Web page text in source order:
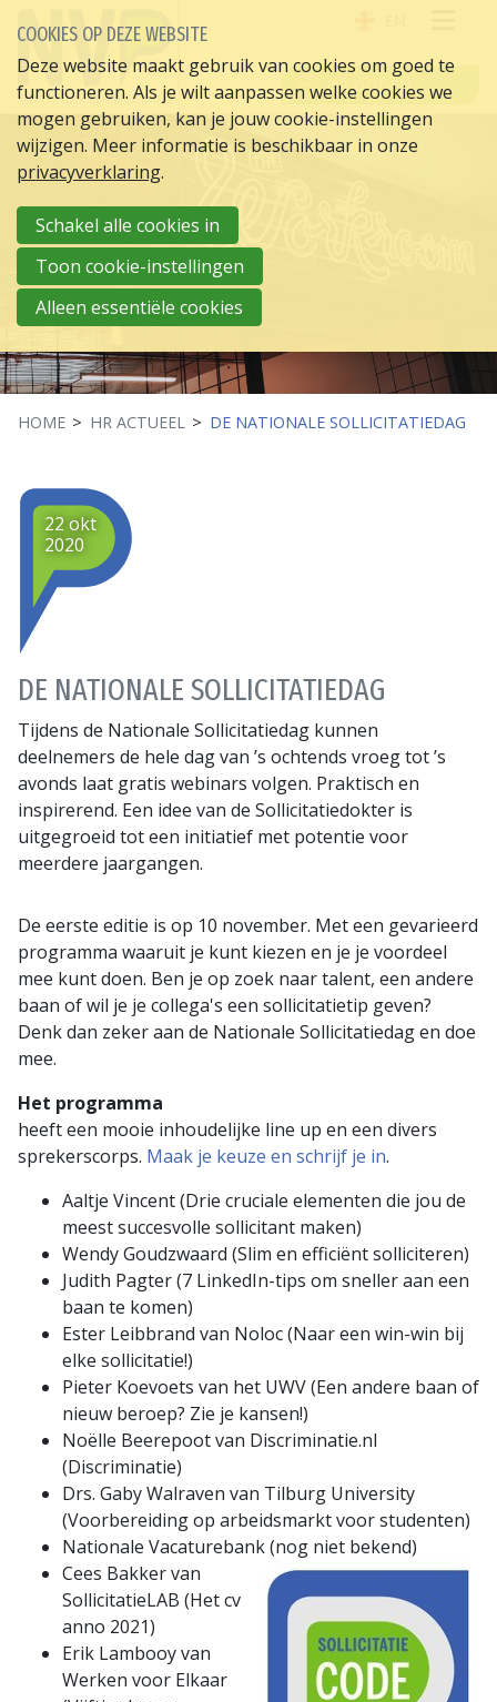
INLOGGEN
HOME HR ACTUEEL DE NATIONALE SOLLICITATIEDAG
DE NATIONALE SOLLICITATIEDAG
22 okt
2020
Tijdens de Nationale Sollicitatiedag kunnen
deelnemers de hele dag van ’s ochtends vroeg tot ’s
avonds laat gratis webinars volgen. Praktisch en
inspirerend. Een idee van de Sollicitatiedokter is
uitgegroeid tot een initiatief met potentie voor
meerdere jaargangen.
De eerste editie is op 10 november. Met een gevarieerd
programma waaruit je kunt kiezen en je je voordeel
mee kunt doen. Ben je op zoek naar talent, een andere
baan of wil je je collega's een sollicitatietip geven?
Denk dan zeker aan de Nationale Sollicitatiedag en doe
mee.
Het programma
heeft een mooie inhoudelijke line up en een divers
sprekerscorps. Maak je keuze en schrijf je in.
Aaltje Vincent (Drie cruciale elementen die jou de
meest succesvolle sollicitant maken)
Wendy Goudzwaard (Slim en efficiënt solliciteren)
Judith Pagter (7 LinkedIn-tips om sneller aan een
baan te komen)
Ester Leibbrand van Noloc (Naar een win-win bij
elke sollicitatie!)
Pieter Koevoets van het UWV (Een andere baan of
nieuw beroep? Zie je kansen!)
Noëlle Beerepoot van Discriminatie.nl
(Discriminatie)
Drs. Gaby Walraven van Tilburg University
(Voorbereiding op arbeidsmarkt voor studenten)
Nationale Vacaturebank (nog niet bekend)
Cees Bakker van
SollicitatieLAB (Het cv
anno 2021)
Erik Lambooy van
Werken voor Elkaar
COOKIES OP DEZE WEBSITE
Deze website maakt gebruik van cookies om goed te
functioneren. Als je wilt aanpassen welke cookies we
mogen gebruiken, kan je jouw cookie-instellingen
wijzigen. Meer informatie is beschikbaar in onze
privacyverklaring.
Schakel alle cookies in
Toon cookie-instellingen
Alleen essentiële cookies